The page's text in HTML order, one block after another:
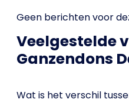
Geen berichten voor
Veelgestelde
Ganzendons
Wat is het verschil